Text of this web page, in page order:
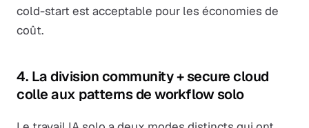
cold-start est acceptable pour les économies de
coût.
4. La division community + secure cloud
colle aux patterns de workflow solo